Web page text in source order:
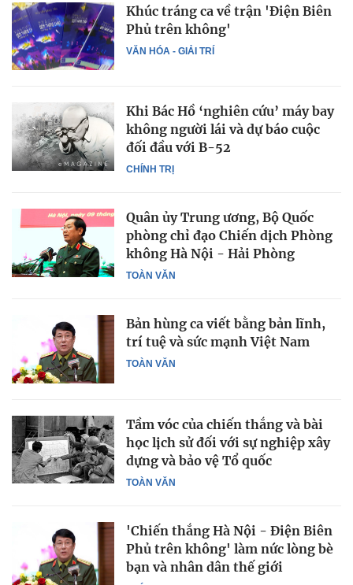
VĂN HÓA - GIẢI TRÍ
Khúc tráng ca về trận 'Điện Biên
Phủ trên không'
CHÍNH TRỊ
Khi Bác Hồ ‘nghiên cứu’ máy bay
không người lái và dự báo cuộc
đối đầu với B-52
TOÀN VĂN
Quân ủy Trung ương, Bộ Quốc
phòng chỉ đạo Chiến dịch Phòng
không Hà Nội - Hải Phòng
TOÀN VĂN
Bản hùng ca viết bằng bản lĩnh,
trí tuệ và sức mạnh Việt Nam
TOÀN VĂN
Tầm vóc của chiến thắng và bài
học lịch sử đối với sự nghiệp xây
dựng và bảo vệ Tổ quốc
'Chiến thắng Hà Nội - Điện Biên
Phủ trên không' làm nức lòng bè
bạn và nhân dân thế giới